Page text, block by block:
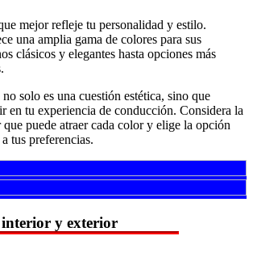
mejor refleje tu personalidad y estilo.
una amplia gama de colores para sus
clásicos y elegantes hasta opciones más
solo es una cuestión estética, sino que
en tu experiencia de conducción. Considera la
puede atraer cada color y elige la opción
tus preferencias.
y exterior